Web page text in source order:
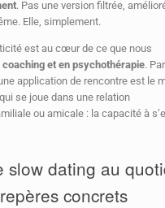
. Pas une version filtrée,
Elle, simplement.
est au cœur de ce que nous
coaching et en psychothérapie.
application de rencontre est le
se joue dans une relation
ou amicale : la capacité à
slow dating au
concrets